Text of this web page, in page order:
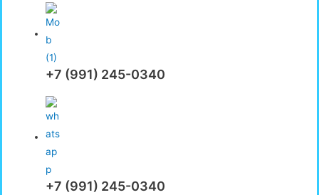
+7 (991) 245-0340
+7 (991) 245-0340